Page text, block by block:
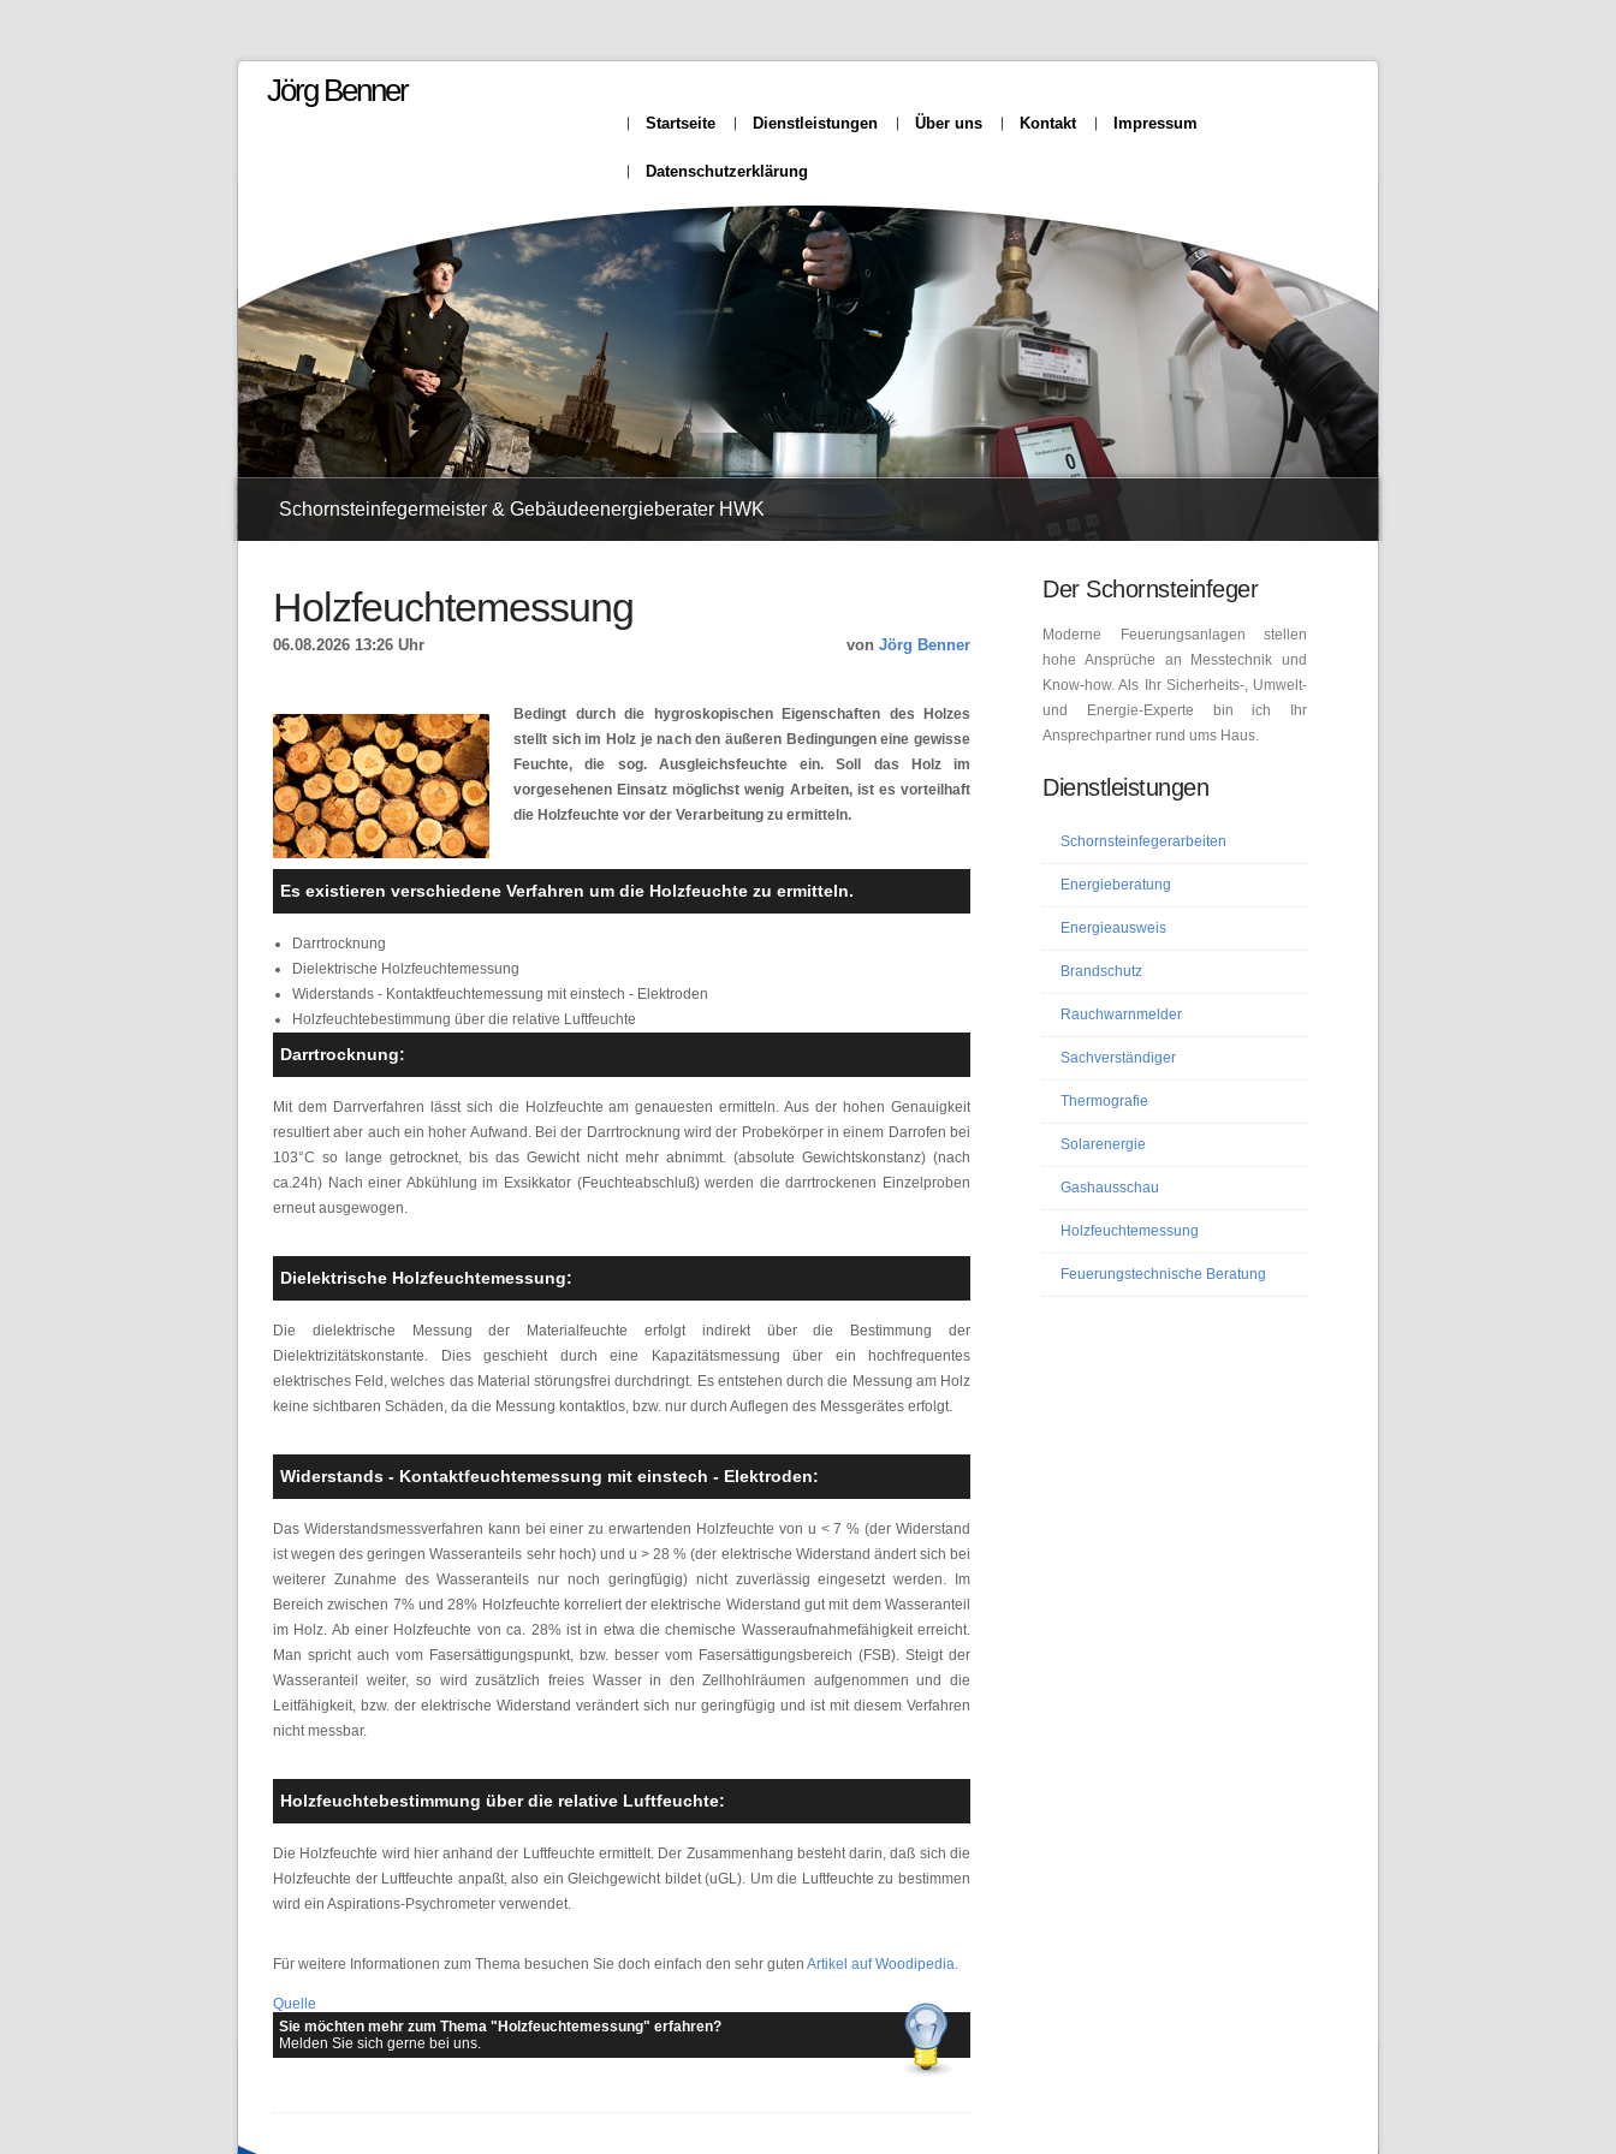
Schornsteinfegermeister & Gebäudeenergieberater HWK
Jörg Benner
Startseite Dienstleistungen Über uns Kontakt Impressum
Datenschutzerklärung
Holzfeuchtemessung
06.08.2026 13:26 Uhr von Jörg Benner
Bedingt durch die hygroskopischen Eigenschaften des Holzes
stellt sich im Holz je nach den äußeren Bedingungen eine gewisse
Feuchte, die sog. Ausgleichsfeuchte ein. Soll das Holz im
vorgesehenen Einsatz möglichst wenig Arbeiten, ist es vorteilhaft
die Holzfeuchte vor der Verarbeitung zu ermitteln.
Es existieren verschiedene Verfahren um die Holzfeuchte zu ermitteln.
Darrtrocknung
Dielektrische Holzfeuchtemessung
Widerstands - Kontaktfeuchtemessung mit einstech - Elektroden
Holzfeuchtebestimmung über die relative Luftfeuchte
Darrtrocknung:
Mit dem Darrverfahren lässt sich die Holzfeuchte am genauesten ermitteln. Aus der hohen Genauigkeit
resultiert aber auch ein hoher Aufwand. Bei der Darrtrocknung wird der Probekörper in einem Darrofen bei
103°C so lange getrocknet, bis das Gewicht nicht mehr abnimmt. (absolute Gewichtskonstanz) (nach
ca.24h) Nach einer Abkühlung im Exsikkator (Feuchteabschluß) werden die darrtrockenen Einzelproben
erneut ausgewogen.
Dielektrische Holzfeuchtemessung:
Die dielektrische Messung der Materialfeuchte erfolgt indirekt über die Bestimmung der
Dielektrizitätskonstante. Dies geschieht durch eine Kapazitätsmessung über ein hochfrequentes
elektrisches Feld, welches das Material störungsfrei durchdringt. Es entstehen durch die Messung am Holz
keine sichtbaren Schäden, da die Messung kontaktlos, bzw. nur durch Auflegen des Messgerätes erfolgt.
Widerstands - Kontaktfeuchtemessung mit einstech - Elektroden:
Das Widerstandsmessverfahren kann bei einer zu erwartenden Holzfeuchte von u < 7 % (der Widerstand
ist wegen des geringen Wasseranteils sehr hoch) und u > 28 % (der elektrische Widerstand ändert sich bei
weiterer Zunahme des Wasseranteils nur noch geringfügig) nicht zuverlässig eingesetzt werden. Im
Bereich zwischen 7% und 28% Holzfeuchte korreliert der elektrische Widerstand gut mit dem Wasseranteil
im Holz. Ab einer Holzfeuchte von ca. 28% ist in etwa die chemische Wasseraufnahmefähigkeit erreicht.
Man spricht auch vom Fasersättigungspunkt, bzw. besser vom Fasersättigungsbereich (FSB). Steigt der
Wasseranteil weiter, so wird zusätzlich freies Wasser in den Zellhohlräumen aufgenommen und die
Leitfähigkeit, bzw. der elektrische Widerstand verändert sich nur geringfügig und ist mit diesem Verfahren
nicht messbar.
Holzfeuchtebestimmung über die relative Luftfeuchte:
Die Holzfeuchte wird hier anhand der Luftfeuchte ermittelt. Der Zusammenhang besteht darin, daß sich die
Holzfeuchte der Luftfeuchte anpaßt, also ein Gleichgewicht bildet (uGL). Um die Luftfeuchte zu bestimmen
wird ein Aspirations-Psychrometer verwendet.
Für weitere Informationen zum Thema besuchen Sie doch einfach den sehr guten Artikel auf Woodipedia.
Quelle
Sie möchten mehr zum Thema "Holzfeuchtemessung" erfahren?
Melden Sie sich gerne bei uns.
Der Schornsteinfeger
Moderne Feuerungsanlagen stellen
hohe Ansprüche an Messtechnik und
Know-how. Als Ihr Sicherheits-, Umwelt-
und Energie-Experte bin ich Ihr
Ansprechpartner rund ums Haus.
Dienstleistungen
Schornsteinfegerarbeiten
Energieberatung
Energieausweis
Brandschutz
Rauchwarnmelder
Sachverständiger
Thermografie
Solarenergie
Gashausschau
Holzfeuchtemessung
Feuerungstechnische Beratung